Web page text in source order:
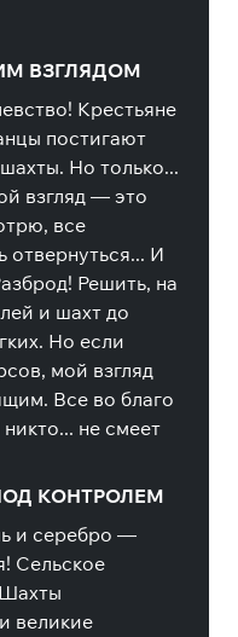
ВЗГЛЯДОМ
Крестьяне
постигают
Но только...
взгляд — это
все
отвернуться... И
Решить, на
и шахт до
Но если
мой взгляд
Все во благо
не смеет
КОНТРОЛЕМ
и серебро —
Сельское
великие